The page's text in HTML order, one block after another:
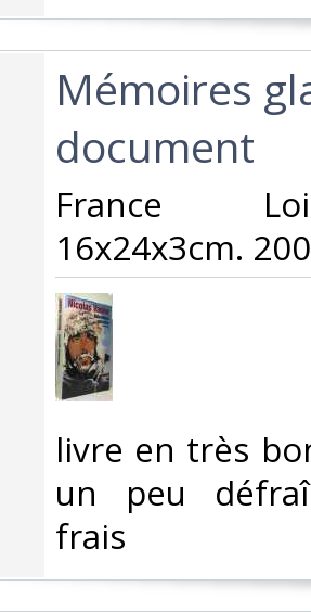
‎Mémoires
document‎
‎France
16x24x3cm.
‎livre en très
un peu
frais‎